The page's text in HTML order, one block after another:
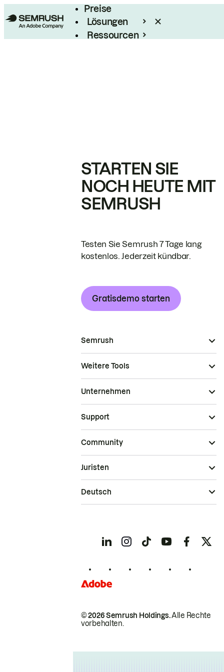
Preise
Lösungen
Ressourcen
STARTEN SIE
NOCH HEUTE MIT
SEMRUSH
Testen Sie Semrush 7 Tage lang
kostenlos. Jederzeit kündbar.
Gratisdemo starten
Semrush
Weitere Tools
Unternehmen
Support
Community
© 2026 Semrush Holdings.Alle Rechte
vorbehalten.
Juristen
Deutsch